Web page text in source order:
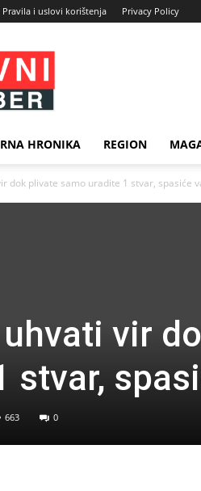
Pravila i uslovi korištenja Privacy Policy
HRONIKA REGION
dok plivate samo uradite 1 stvar, spasiće
vir
stvar,
663 0